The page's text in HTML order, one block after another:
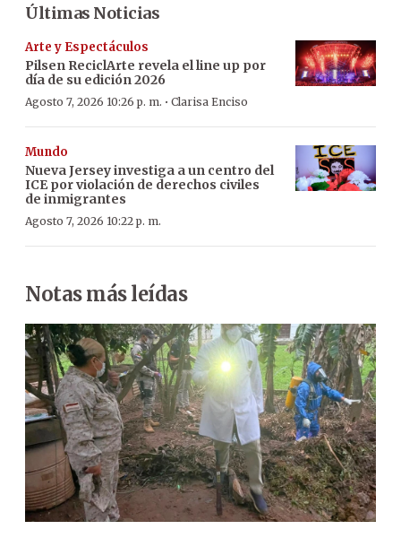
Últimas Noticias
Arte y Espectáculos
Pilsen ReciclArte revela el line up por
día de su edición 2026
Agosto 7, 2026 10:26 p. m. · Clarisa Enciso
Mundo
Nueva Jersey investiga a un centro del
ICE por violación de derechos civiles
de inmigrantes
Agosto 7, 2026 10:22 p. m.
Notas más leídas